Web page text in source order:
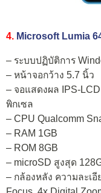
4. Microsoft Lumia
– ระบบปฏิบัติการ
– หน้าจอกว้าง 5.7 นิ้ว
– จอแสดงผล IPS-
พิกเซล
– CPU Qualcomm
– RAM 1GB
– ROM 8GB
– microSD สูงสุด
– กล้องหลัง ความละเ